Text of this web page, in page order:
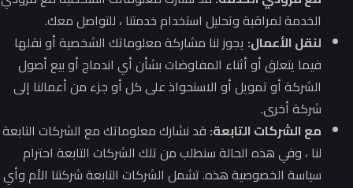
الخدمة لمراقبة وتحليل استخدام خدمتنا ، للتواصل معك.
لنقل الأعمال: يجوز لنا مشاركة معلوماتك الشخصية أو نقلها
فيما يتعلق أو أثناء المفاوضات بشأن أي اندماج أو بيع أصول
الشركة أو تمويل أو الاستحواذ على كل أو جزء من أعمالنا إلى
شركة أخرى.
مع الشركات التابعة: قد نشارك معلوماتك مع الشركات التابعة
لنا ، وفي هذه الحالة سنطلب من تلك الشركات التابعة احترام
سياسة الخصوصية هذه.تشمل الشركات التابعة شركتنا الأم وأي